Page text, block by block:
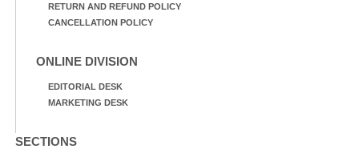
RETURN AND REFUND POLICY
CANCELLATION POLICY
ONLINE DIVISION
EDITORIAL DESK
MARKETING DESK
SECTIONS